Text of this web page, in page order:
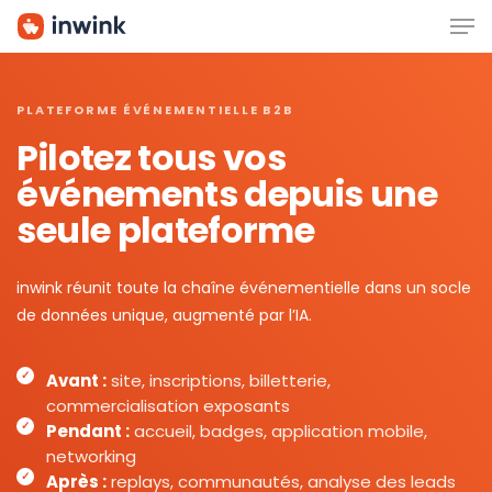
Skip
PLATEFORME ÉVÉNEMENTIELLE B2B
Pilotez tous vos
événements depuis une
seule plateforme
inwink réunit toute la chaîne événementielle dans un socle
de données unique, augmenté par l’IA.
Avant :site, inscriptions, billetterie,
commercialisation exposants
Pendant :accueil, badges, application mobile,
networking
Après :replays, communautés, analyse des leads